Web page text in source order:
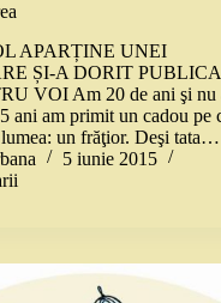
APARȚINE UNEI
ȘI-A DORIT
VOI Am 20 de ani şi nu
ani am primit un cadou pe
lumea: un frăţior. Deşi tata…
5 iunie 2015